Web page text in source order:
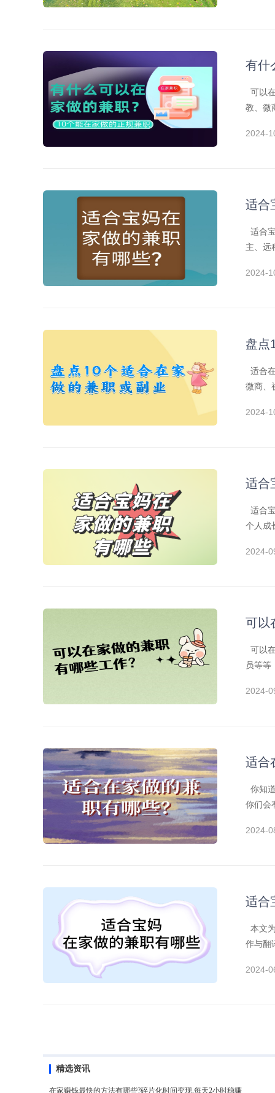
有什
可以
教、微
2024-
适合
适合
主、远
2024-
盘点
适合
微商、
2024-
适合
适合
个人成
2024-
可以
可以
员等等
2024-
适合
你知
你们会
2024-
适合
本文
作与翻
2024-
精选资讯
在家赚钱最快的方法有哪些?碎片化时间变现,每天2小时稳赚